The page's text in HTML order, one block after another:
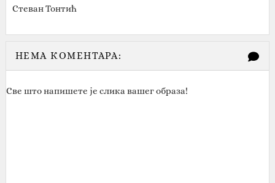
Стеван Тонтић
НЕМА КОМЕНТАРА:
Све што напишете је слика вашег образа!